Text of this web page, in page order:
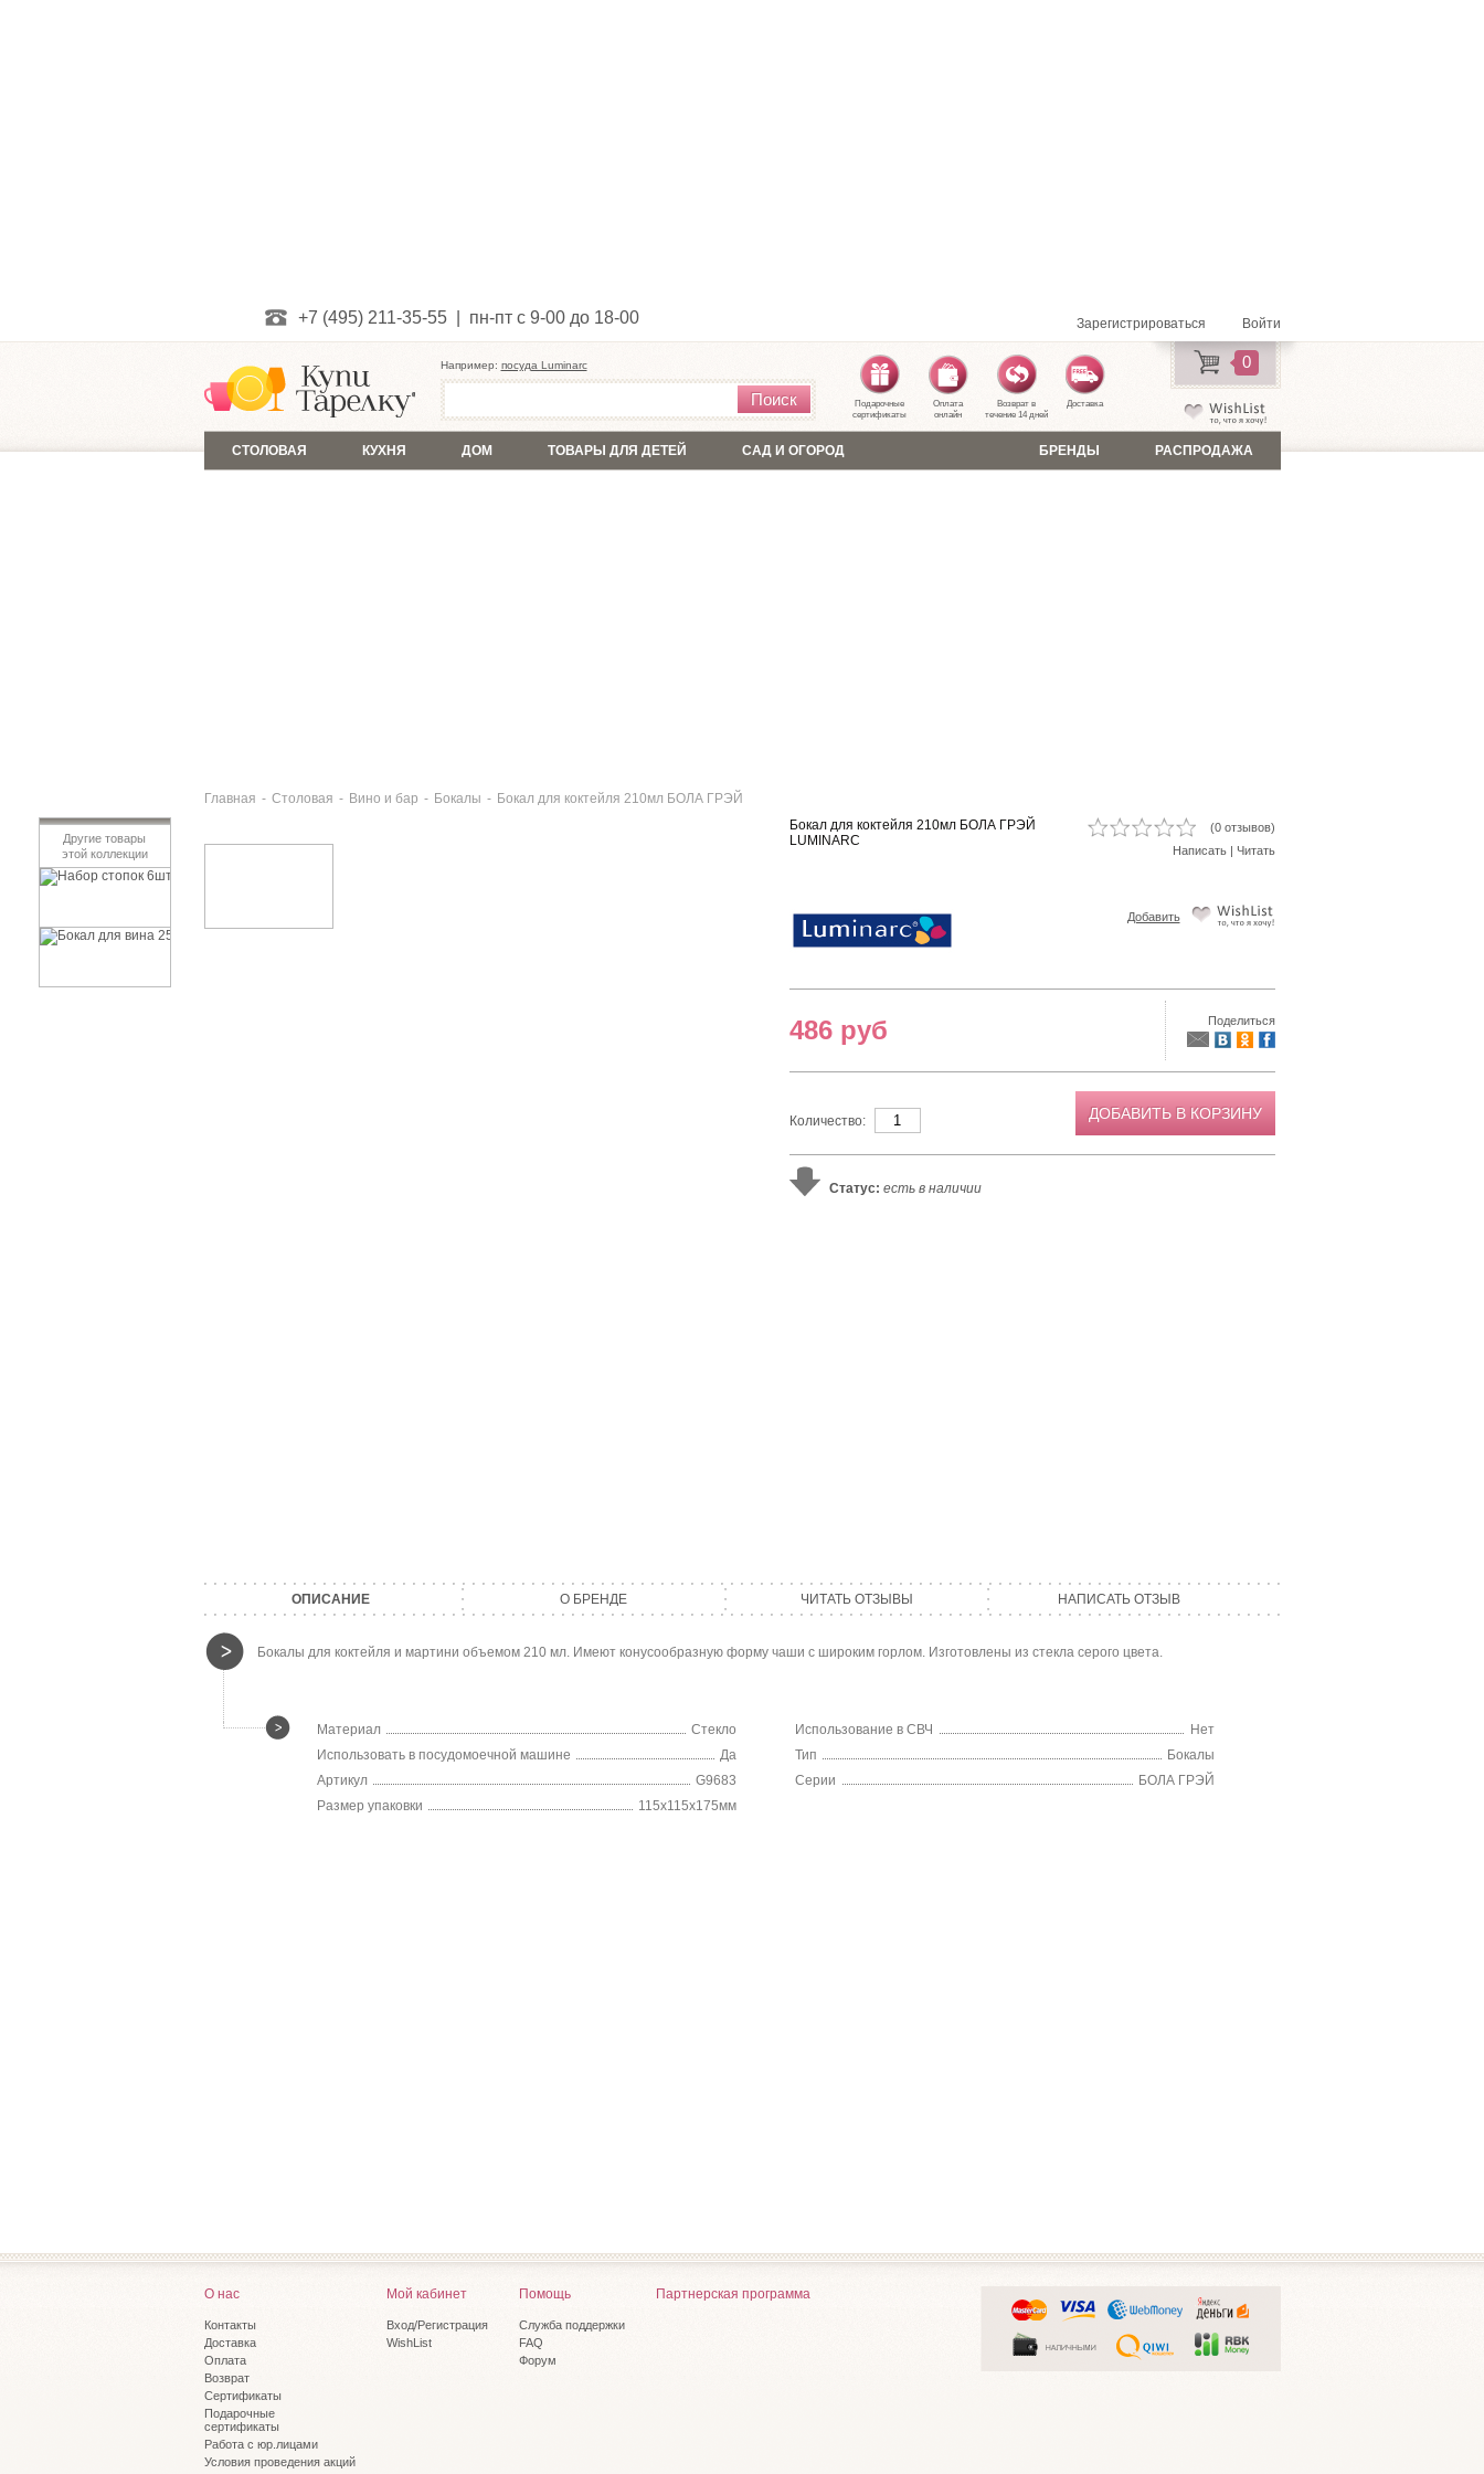
+7 (495) 211-35-55 | пн-пт с 9-00 до 18-00 Зарегистрироваться Войти
0
Например: посуда Luminarc
Поиск
Подарочные
сертификаты
Оплата
онлайн
Возврат в
течение 14 дней
Доставка
СТОЛОВАЯ КУХНЯ ДОМ ТОВАРЫ ДЛЯ ДЕТЕЙ САД И ОГОРОД РАСПРОДАЖА
БРЕНДЫ
Главная - Столовая - Вино и бар - Бокалы - Бокал для коктейля 210мл БОЛА ГРЭЙ
Другие товары
этой коллекции
Бокал для коктейля 210мл БОЛА ГРЭЙ
LUMINARC
(0 отзывов)
Написать| Читать
Добавить
486 руб Поделиться
Количество: ДОБАВИТЬ В КОРЗИНУ
Статус: есть в наличии
ОПИСАНИЕ О БРЕНДЕ ЧИТАТЬ ОТЗЫВЫ НАПИСАТЬ ОТЗЫВ
Бокалы для коктейля и мартини объемом 210 мл. Имеют конусообразную форму чаши с широким горлом. Изготовлены из стекла серого цвета.
Материал Стекло Использование в СВЧ
Нет
Использовать в посудомоечной машине
Да Тип
Бокалы
Артикул
G9683 Серии
БОЛА ГРЭЙ
Размер упаковки
115х115х175мм
О нас
Контакты
Доставка
Оплата
Возврат
Сертификаты
Подарочные
сертификаты
Работа с юр.лицами
Условия проведения акций
Мой кабинет
Вход/Регистрация
WishList
Помощь
Служба поддержки
FAQ
Форум
Партнерская программа